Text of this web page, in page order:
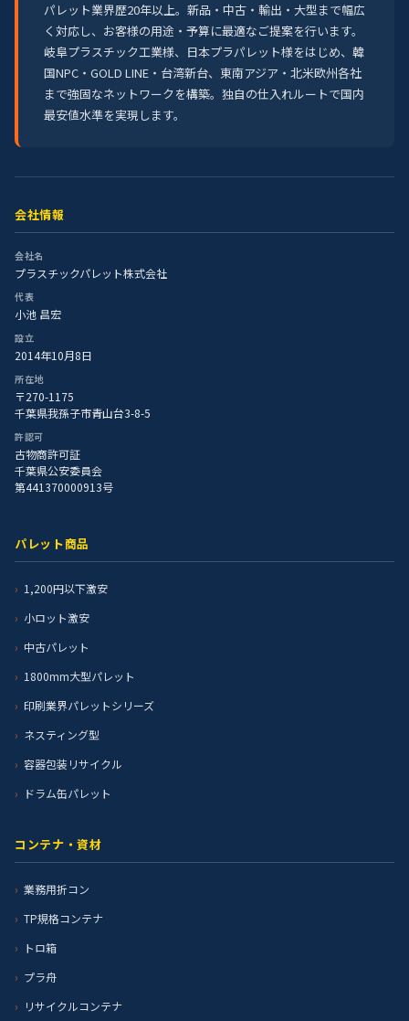
パレット業界歴20年以上。新品・中古・輸出・大型まで幅広
く対応し、お客様の用途・予算に最適なご提案を行います。
岐阜プラスチック工業様、日本プラパレット様をはじめ、韓
国NPC・GOLD LINE・台湾新台、東南アジア・北米欧州各社
まで強固なネットワークを構築。独自の仕入れルートで国内
最安値水準を実現します。
会社情報
会社名
プラスチックパレット株式会社
代表
小池 昌宏
設立
2014年10月8日
所在地
〒270-1175
千葉県我孫子市青山台3-8-5
許認可
古物商許可証
千葉県公安委員会
第441370000913号
パレット商品
1,200円以下激安
小ロット激安
中古パレット
1800mm大型パレット
印刷業界パレットシリーズ
ネスティング型
容器包装リサイクル
ドラム缶パレット
コンテナ・資材
業務用折コン
TP規格コンテナ
トロ箱
プラ舟
リサイクルコンテナ